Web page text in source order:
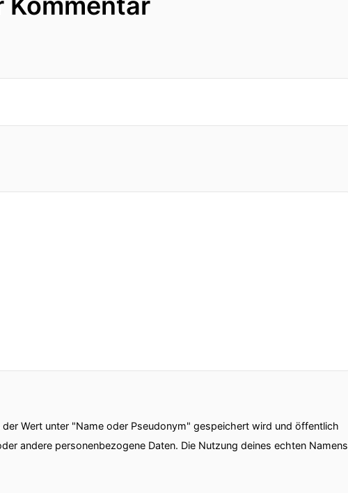
Wert unter "Name oder Pseudonym" gespeichert wird und öffentlich
andere personenbezogene Daten. Die Nutzung deines echten Namens